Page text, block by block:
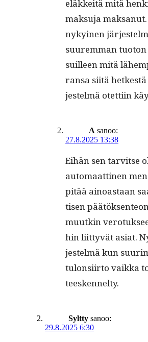
eläkkeitä mitä
mak­su­ja
nykyi­nen
suurem­man
suilleen mitä
ransa siitä
jestelmä otet­ti­in
A sanoo:
27.8.2025 13:38
Eihän sen tarvitse
automaat­ti­nen
pitää ain­oas­taan
tisen
muutkin
hin liit­tyvät asi­at.
jestelmä kun
tulon­si­ir­to vaik­ka
teeskennelty.
Syltty sanoo:
29.8.2025 6:30